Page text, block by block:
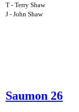
T - Terry Shaw
J - John Shaw
Saumon 26